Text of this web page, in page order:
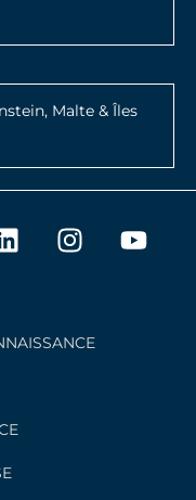
Malte & Îles
L
i
e
I
n
a
Y
o